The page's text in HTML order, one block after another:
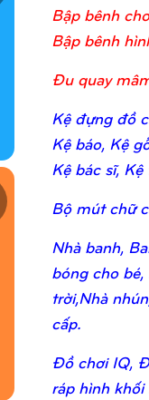
Bập bênh
Bập bênh
Đu quay
Kệ đựng đồ
Kệ báo, Kệ
Kệ bác sĩ,
Bộ mút chữ
Nhà banh,
bóng cho
trời,Nhà
cấp.
Đồ chơi IQ,
ráp hình